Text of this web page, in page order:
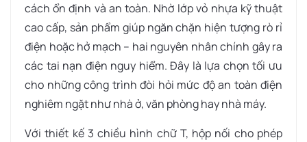
cách ổn định và an toàn. Nhờ lớp vỏ nhựa kỹ thuật
cao cấp, sản phẩm giúp ngăn chặn hiện tượng rò rỉ
điện hoặc hở mạch – hai nguyên nhân chính gây ra
các tai nạn điện nguy hiểm. Đây là lựa chọn tối ưu
cho những công trình đòi hỏi mức độ an toàn điện
nghiêm ngặt như nhà ở, văn phòng hay nhà máy.
Với thiết kế 3 chiều hình chữ T, hộp nối cho phép